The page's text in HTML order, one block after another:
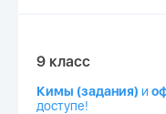
9 класс
Кимы (задания) и
доступе!